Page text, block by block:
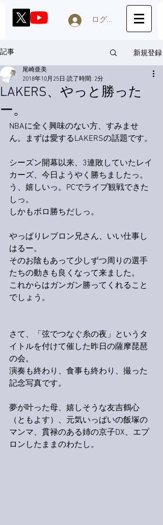
ログイン
記事 新規登録
LAKERS、やっと勝った
ー。
尾崎亜美
2018年10月25日 読了時間: 2分
NBAに全く興味のない方、すみませ
ん。まずは愛するLAKERSの話題です。
シーズン開幕以来、3連敗していたレイ
カーズ、今日ようやく勝ちましたっ。
う、嬉しいっ。PCでライブ観戦できた
しっ。
しかもボロ勝ちだしっ。
やっぱりレブロン兄さん、いい仕事し
はるー。
そのお陰もあって少しずつ周りの選手
たちの動きも良くなって来ました。
これからはガンガン勝ってくれること
でしょう。
さて、「弦でつなぐ糸の夜」というタ
イトルを付けて催した昨日の薩摩琵琶
の会。
演奏も終わり、食事も終わり、撮った
記念写真です。
夢が叶った母、嬉しそうな友吉鶴心
（ともよす）、元気いっぱいの飯塚の
マンマ、貫禄のある姉の京子DX、エプ
ロンしたままのわたし。